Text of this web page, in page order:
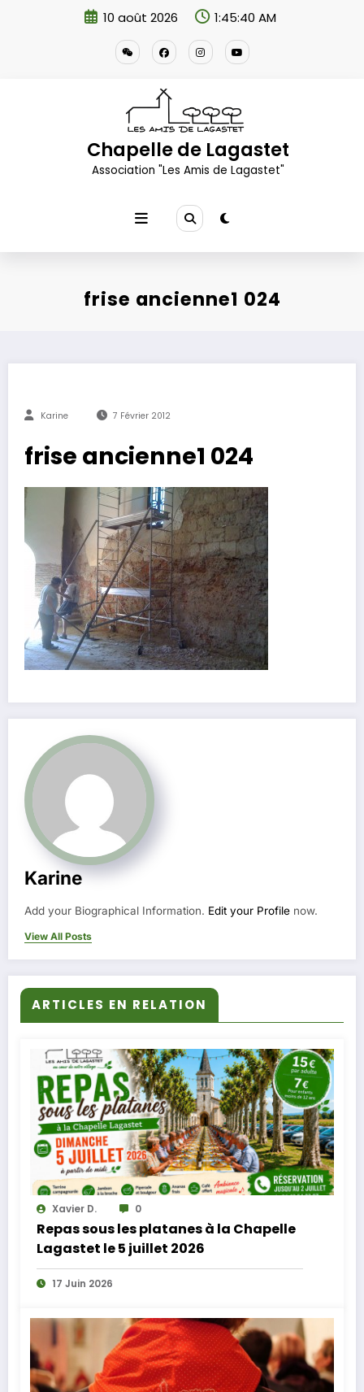
10 août 2026 1:45:41 AM
Chapelle de Lagastet
Association "Les Amis de Lagastet"
frise ancienne1 024
Karine 7 Février 2012
frise ancienne1 024
Karine
Add your Biographical Information. Edit your Profile now.
View All Posts
ARTICLES EN RELATION
Xavier D. 0
Repas sous les platanes à la Chapelle
Lagastet le 5 juillet 2026
17 Juin 2026